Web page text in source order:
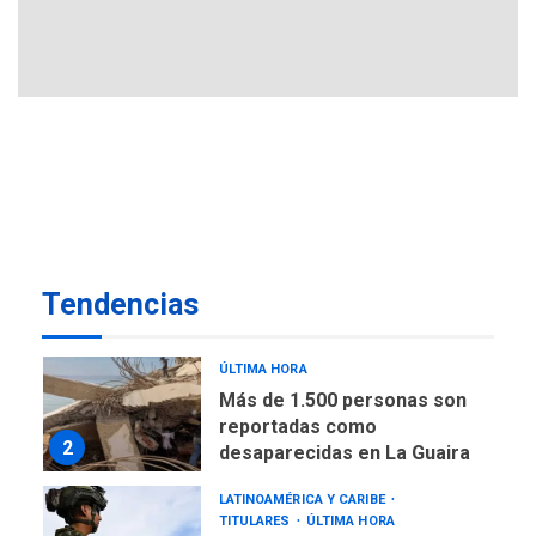
Tendencias
de almacenamiento de agua
2
ÚLTIMA HORA
Más de 1.500 personas son
reportadas como
desaparecidas en La Guaira
LATINOAMÉRICA Y CARIBE
TITULARES
ÚLTIMA HORA